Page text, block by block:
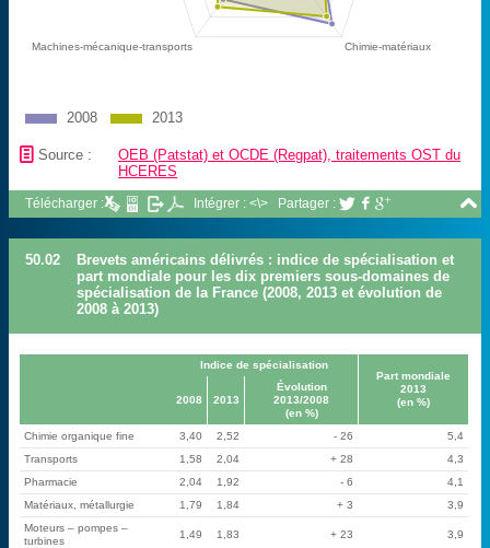
2008 2013
📄 Source :
OEB (Patstat) et OCDE (Regpat), traitements OST du
HCERES

Télécharger : Intégrer : <\> Partager :   
50.02
Brevets américains délivrés : indice de spécialisation et
part mondiale pour les dix premiers sous-domaines de
spécialisation de la France (2008, 2013 et évolution de
2008 à 2013)
Indice de spécialisation
Part mondiale
2013
(en %)
2008 2013
Évolution
2013/2008
(en %)
Chimie organique fine
3,40 2,52 - 26
5,4
Transports
1,58 2,04 + 28
4,3
Pharmacie
2,04 1,92 - 6
4,1
Matériaux, métallurgie
1,79 1,84 + 3
3,9
Moteurs – pompes –
turbines
1,49 1,83 + 23 3,9